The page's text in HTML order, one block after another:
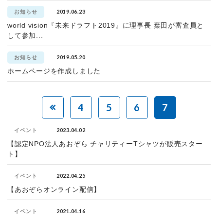
お知らせ 2019.06.23
world vision『未来ドラフト2019』に理事長 葉田が審査員と
して参加...
お知らせ 2019.05.20
ホームページを作成しました
4 5 6 7
イベント 2023.04.02
【認定NPO法人あおぞら チャリティーTシャツが販売スター
ト】
イベント 2022.04.25
【あおぞらオンライン配信】
イベント 2021.04.16